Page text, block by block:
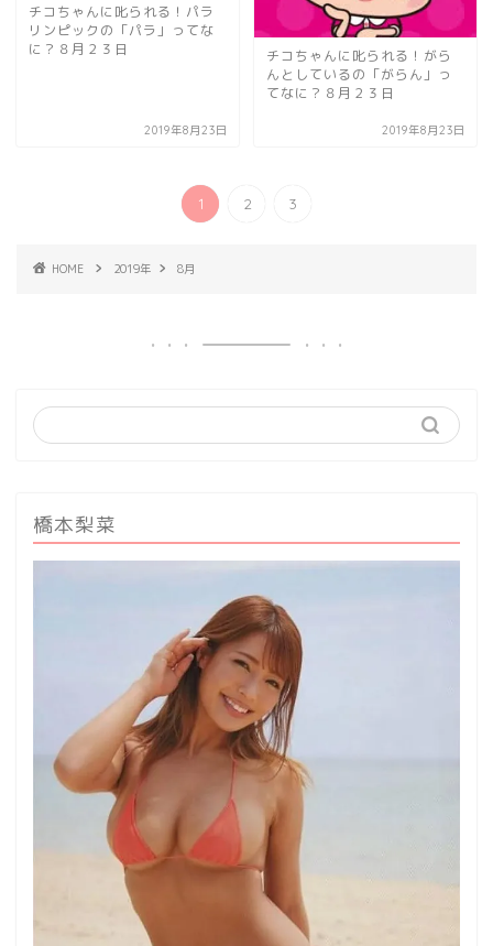
チコちゃんに叱られる！パラ
リンピックの「パラ」ってな
に？８月２３日
2019年8月23日
チコちゃんに叱られる！がら
んとしているの「がらん」っ
てなに？８月２３日
2019年8月23日
1 2 3
HOME 2019年 8月
橋本梨菜